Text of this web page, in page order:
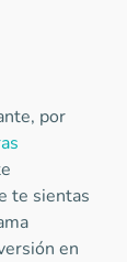
por
te sientas
en